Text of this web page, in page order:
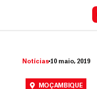
r
Notícias 10 maio, 2019
MOÇAMBIQUE
a
r